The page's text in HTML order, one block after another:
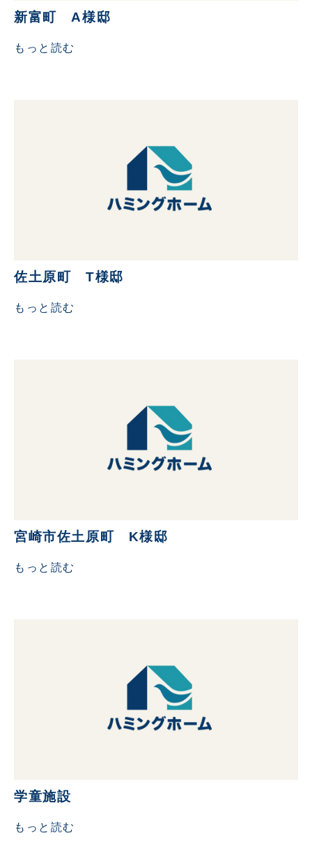
新富町 A様邸
もっと読む
佐土原町 T様邸
もっと読む
宮崎市佐土原町 K様邸
もっと読む
学童施設
もっと読む